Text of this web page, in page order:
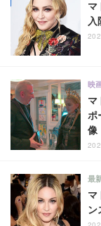
マ
マ
ポ
像
映
マ
ン
最